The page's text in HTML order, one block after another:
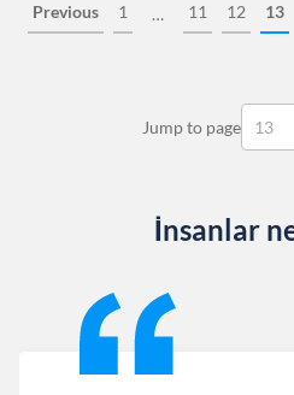
Previous 1 … 11 12 13
Jump to page
İnsanlar